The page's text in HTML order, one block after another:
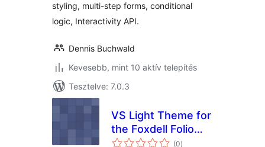
styling, multi-step forms, conditional
logic, Interactivity API.
Dennis Buchwald
Kevesebb, mint 10 aktív telepítés
Tesztelve: 7.0.3
VS Light Theme for
the Foxdell Folio
Block Editor (0értékelés
)